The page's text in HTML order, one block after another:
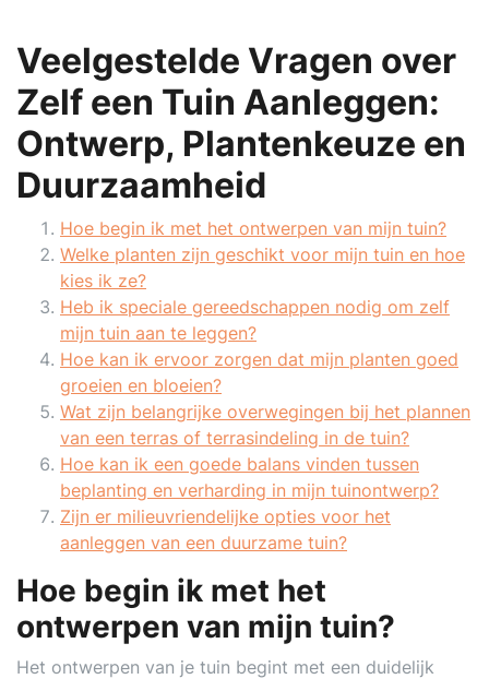
Veelgestelde Vragen over
Zelf een Tuin Aanleggen:
Ontwerp, Plantenkeuze en
Duurzaamheid
Hoe begin ik met het ontwerpen van mijn tuin?
Welke planten zijn geschikt voor mijn tuin en hoe
kies ik ze?
Heb ik speciale gereedschappen nodig om zelf
mijn tuin aan te leggen?
Hoe kan ik ervoor zorgen dat mijn planten goed
groeien en bloeien?
Wat zijn belangrijke overwegingen bij het plannen
van een terras of terrasindeling in de tuin?
Hoe kan ik een goede balans vinden tussen
beplanting en verharding in mijn tuinontwerp?
Zijn er milieuvriendelijke opties voor het
aanleggen van een duurzame tuin?
Hoe begin ik met het
ontwerpen van mijn tuin?
Het ontwerpen van je tuin begint met een duidelijk